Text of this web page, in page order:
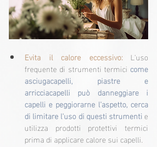
Evita il calore eccessivo: L'uso
frequente di strumenti termici come
asciugacapelli, piastre e
arricciacapelli può danneggiare i
capelli e peggiorarne l'aspetto, cerca
di limitare l'uso di questi strumenti e
utilizza prodotti protettivi termici
prima di applicare calore sui capelli.